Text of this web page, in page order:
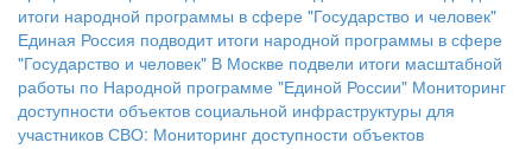
итоги народной программы в сфере "Государство и человек"
Единая Россия подводит итоги народной программы в сфере
"Государство и человек" В Москве подвели итоги масштабной
работы по Народной программе "Единой России" Мониторинг
доступности объектов социальной инфраструктуры для
участников СВО: Мониторинг доступности объектов